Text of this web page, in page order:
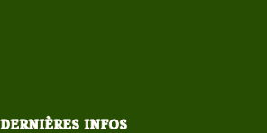
DERNIÈRES INFOS